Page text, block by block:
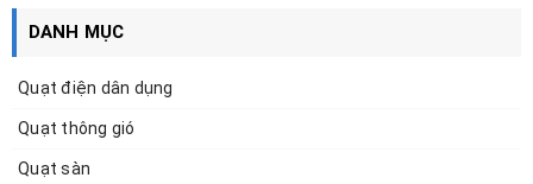
DANH MỤC
Quạt điện dân dụng
Quạt thông gió
Quạt sàn